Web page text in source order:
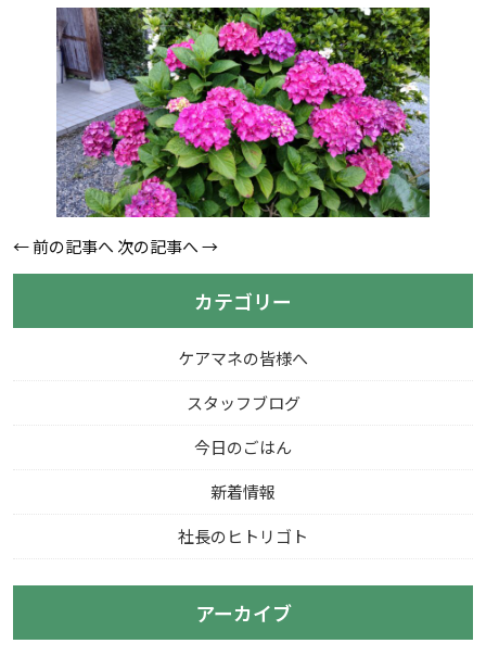
←前の記事へ 次の記事へ→
カテゴリー
ケアマネの皆様へ
スタッフブログ
今日のごはん
新着情報
社長のヒトリゴト
アーカイブ